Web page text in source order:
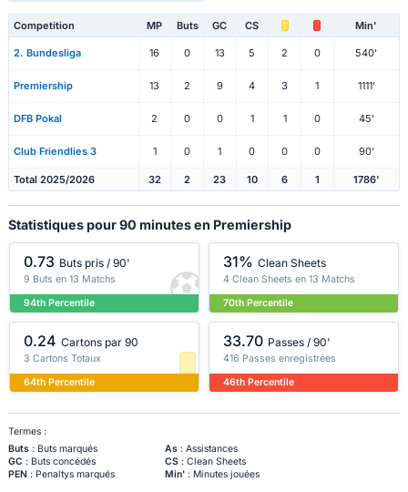
Competition MP Buts GC CS Min'
2. Bundesliga 16 0 13 5 2 0 540'
Premiership 13 2 9 4 3 1 1111'
DFB Pokal 2 0 0 1 1 0 45'
Club Friendlies 3 1 0 1 0 0 0 90'
Total 2025/2026 32 2 23 10 6 1 1786'
Statistiques pour 90 minutes en Premiership
0.73 Buts pris / 90'
9 Buts en 13 Matchs
94th Percentile
31% Clean Sheets
4 Clean Sheets en 13 Matchs
70th Percentile
0.24 Cartons par 90
3 Cartons Totaux
64th Percentile
33.70 Passes / 90'
416 Passes enregistrées
46th Percentile
Termes :
Buts: Buts marqués As: Assistances
GC : Buts concédés CS: Clean Sheets
PEN: Penaltys marqués Min': Minutes jouées